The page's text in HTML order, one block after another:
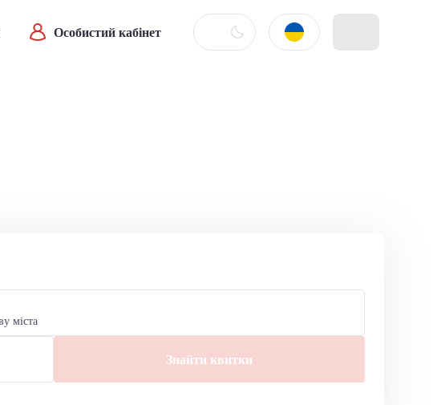
Особистий кабінет
Знайти квитки